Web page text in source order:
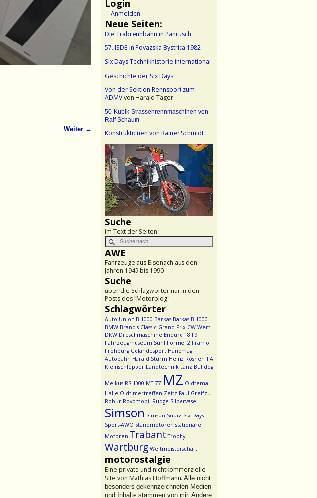
Weiter →
Login
Anmelden
Neue Seiten:
Die Trabrennbahn in Panitzsch
57. ISDE in Povazska Bystrica 1982
Six Days Technikhistorie international
Geschichte der Six Days
Von der Sektion Rennsport zum
ADMVvon Harald Täger
50-Kubik-Strassenrennmaschinen von
Ralf Schaum
Konstruktionen von Rainer Schmidt
Suche
im Text der Seiten
AWE
Fahrzeuge aus Eisenach aus den
Jahren 1949 bis 1990
Suche
über die Schlagwörter nur in den
Posts des "Motorblog"
Schlagwörter
Auto Union B 1000 Barkas Barkas B 1000
BMW Brandis Classic Grand Prix CW-Wert
DKW Dreschmaschine Enduro F8 F9
Fahrzeugmuseum Suhl Formel 2 Framo
Frohburg Geländesport Hanomag
Autobahn Harald Sturm Heinz Rosner IFA
Kleinschlepper Landtechnik Lanz Bulldog
Melkus RS 1000 MT 77 MZ Oldtema
Halle Oldtimertreffen Zeitz Paul Greifzu
Robur Rovomobil Rudge Silbervase
Simson Simson Supra Six Days
Sport-AWO Standmotoren stationäre
Motoren Trabant Trophy
Wartburg Weltmeisterschaft
motorostalgie
Eine private und nichtkommerzielle
Site von Mathias Hoffmann. Alle nicht
besonders gekennzeichneten Medien
und Inhalte stammen von mir. Andere